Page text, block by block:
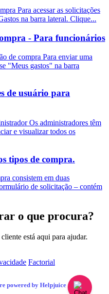
Para acessar as solicitações
na barra lateral. Clique...
- Para funcionários
de compra Para enviar uma
"Meus gastos" na barra
de usuário para
Os administradores têm
e visualizar todos os
tipos de compra.
consistem em duas
de solicitação – contém
o que procura?
está aqui para ajudar.
Factorial
powered by Helpjuice